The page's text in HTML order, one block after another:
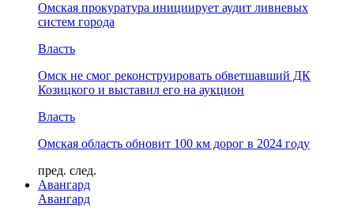
Омская прокуратура инициирует аудит ливневых
систем города
Власть
Омск не смог реконструировать обветшавший ДК
Козицкого и выставил его на аукцион
Власть
Омская область обновит 100 км дорог в 2024 году
пред. след.
Авангард
Авангард